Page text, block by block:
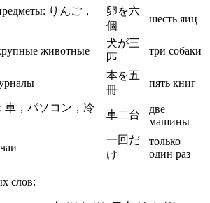
りんご，
卵を六
個
шесть яиц
животные
犬が三
匹
три собаки
本を五
冊
пять книг
車，パソコン，冷
車二台
две
машины
一回だ
け
только
один раз
слов: